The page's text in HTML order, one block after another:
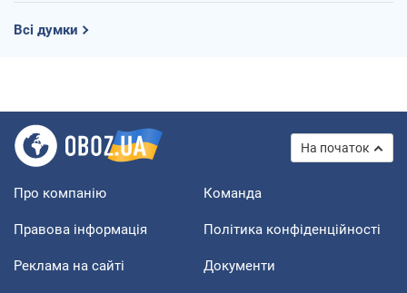
Всі думки
На початок
Про компанію Команда
Правова інформація Політика конфіденційності
Реклама на сайті Документи